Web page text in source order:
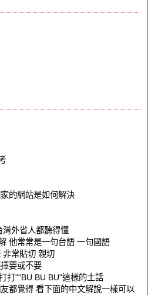
的網站是如何解決
外省人都聽得懂
他常常是一句台語 一句國語
非常貼切 親切
要或不要
打""BU BU BU"這樣的土話
都覺得 看下面的中文解說一樣可以